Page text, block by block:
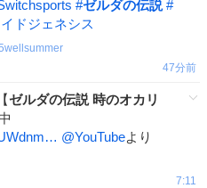
#ゼルダの伝説 #
ドジェネシス
47分前
ゼルダの伝説 時のオカリ
@YouTubeより
7:11